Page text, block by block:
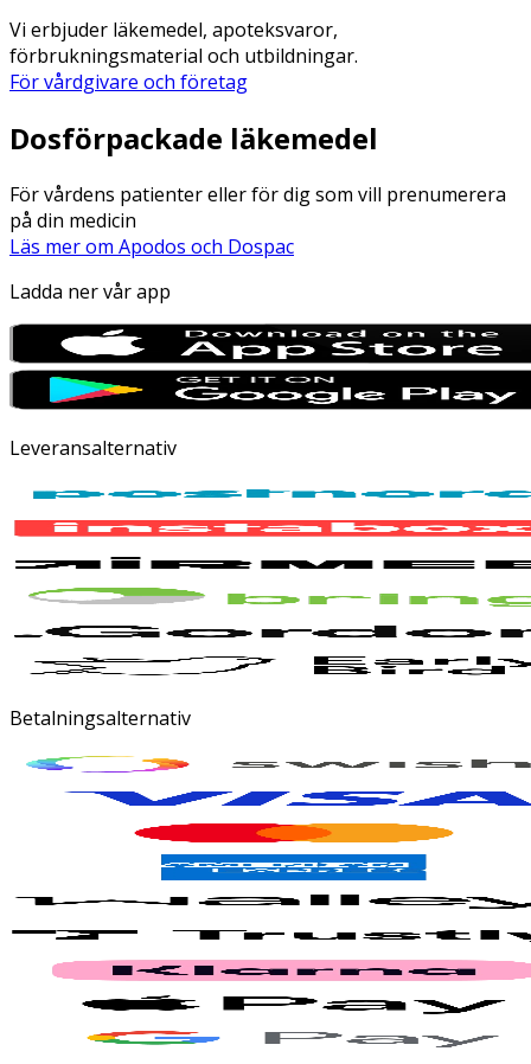
Vi erbjuder läkemedel, apoteksvaror,
förbrukningsmaterial och utbildningar.
För vårdgivare och företag
Dosförpackade läkemedel
För vårdens patienter eller för dig som vill prenumerera
på din medicin
Läs mer om Apodos och Dospac
Ladda ner vår app
Leveransalternativ
Betalningsalternativ